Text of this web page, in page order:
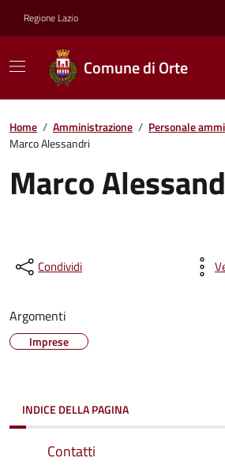
Regione Lazio
Comune di Orte
Home / Amministrazione / Personale
Marco Alessandri
Marco
Condividi
Argomenti
Imprese
INDICE DELLA PAGINA
Contatti